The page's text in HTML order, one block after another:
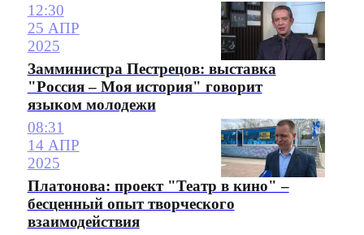
12:30
25 АПР
2025
Замминистра Пестрецов: выставка
"Россия – Моя история" говорит
языком молодежи
08:31
14 АПР
2025
Платонова: проект "Театр в кино" –
бесценный опыт творческого
взаимодействия